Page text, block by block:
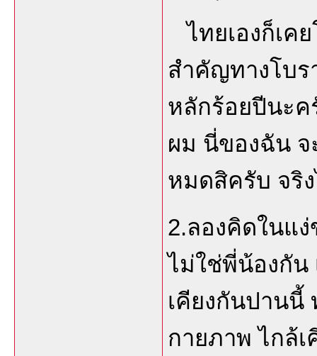
ไทยเองก็เค
สำคัญทางโบ
หลักร้อยปีนะค
ผม นี่ของฉัน จ
หมดสิครับ จริ
2.ลองคิดในแง่
ไม่ใช่พี่น้องกัน
เคียงกันปานนี้
กายภาพ ไกล้